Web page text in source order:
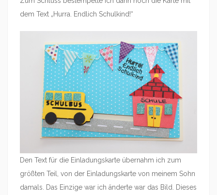
dem Text „Hurra. Endlich Schulkind!“
Den Text für die Einladungskarte übernahm ich zum
größten Teil, von der Einladungskarte von meinem Sohn
damals. Das Einzige war ich änderte war das Bild. Dieses